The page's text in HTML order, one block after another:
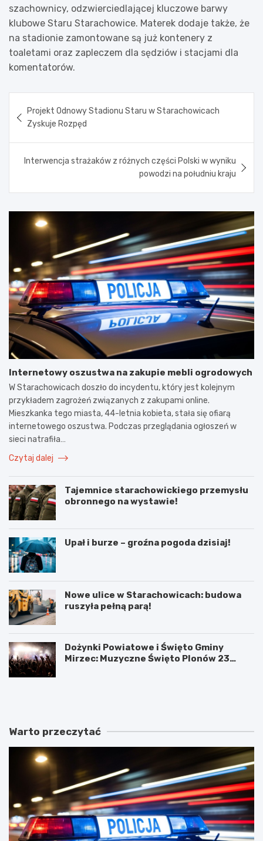
szachownicy, odzwierciedlającej kluczowe barwy
klubowe Staru Starachowice. Materek dodaje także, że
na stadionie zamontowane są już kontenery z
toaletami oraz zapleczem dla sędziów i stacjami dla
komentatorów.
wpisu
Projekt Odnowy Stadionu Staru w Starachowicach
Zyskuje Rozpęd
Interwencja strażaków z różnych części Polski w wyniku
powodzi na południu kraju
Internetowy oszustwa na zakupie mebli ogrodowych
W Starachowicach doszło do incydentu, który jest kolejnym
przykładem zagrożeń związanych z zakupami online.
Mieszkanka tego miasta, 44-letnia kobieta, stała się ofiarą
internetowego oszustwa. Podczas przeglądania ogłoszeń w
sieci natrafiła…
Czytaj dalej
Tajemnice starachowickiego przemysłu
obronnego na wystawie!
Upał i burze – groźna pogoda dzisiaj!
Nowe ulice w Starachowicach: budowa
ruszyła pełną parą!
Dożynki Powiatowe i Święto Gminy
Mirzec: Muzyczne Święto Plonów 23
T
n
r
a
c
D
k
t
o
w
Warto przeczytać